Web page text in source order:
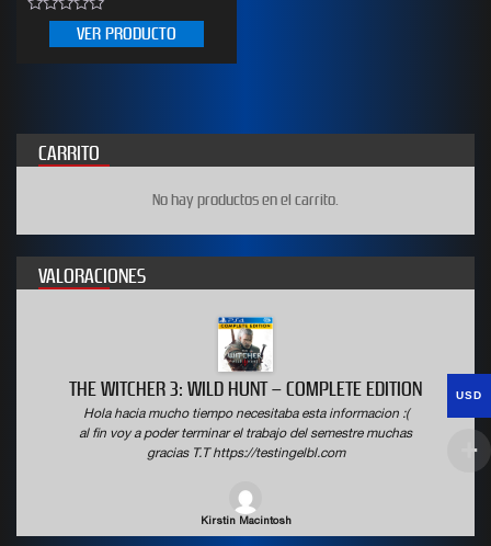
VER PRODUCTO
CARRITO
No hay productos en el carrito.
VALORACIONES
THE WITCHER 3: WILD HUNT – COMPLETE EDITION
Hola hacia mucho tiempo necesitaba esta informacion :(
al fin voy a poder terminar el trabajo del semestre muchas
gracias T.T https://testingelbl.com
Kirstin Macintosh
USD